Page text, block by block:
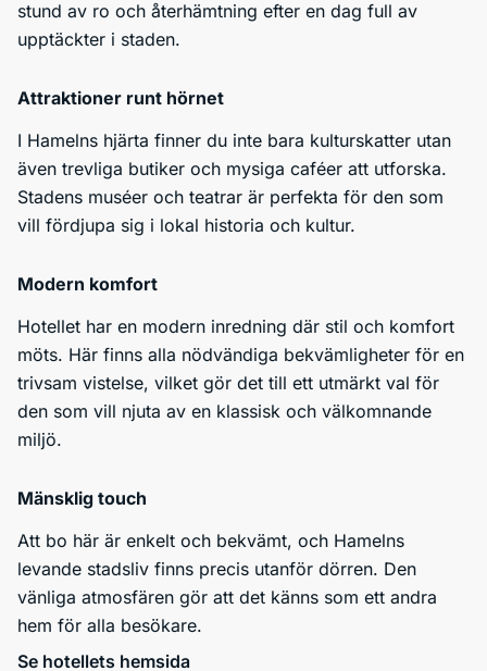
stund av ro och återhämtning efter en dag full av
upptäckter i staden.
Attraktioner runt hörnet
I Hamelns hjärta finner du inte bara kulturskatter utan
även trevliga butiker och mysiga caféer att utforska.
Stadens muséer och teatrar är perfekta för den som
vill fördjupa sig i lokal historia och kultur.
Modern komfort
Hotellet har en modern inredning där stil och komfort
möts. Här finns alla nödvändiga bekvämligheter för en
trivsam vistelse, vilket gör det till ett utmärkt val för
den som vill njuta av en klassisk och välkomnande
miljö.
Mänsklig touch
Att bo här är enkelt och bekvämt, och Hamelns
levande stadsliv finns precis utanför dörren. Den
vänliga atmosfären gör att det känns som ett andra
hem för alla besökare.
Se hotellets hemsida